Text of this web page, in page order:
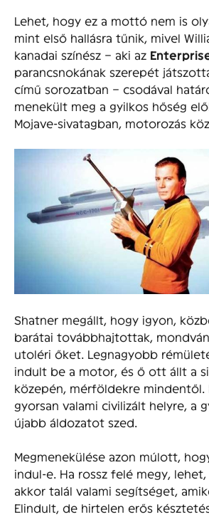
Lehet, hogy ez a mottó nem is
mint első hallásra tűnik, mivel
kanadai színész – aki az
parancsnokának szerepét
című sorozatban – csodával
menekült meg a gyilkos hőség
Mojave-sivatagban, motorozás
Shatner megállt, hogy igyon,
barátai továbbhajtottak,
utoléri őket. Legnagyobb
indult be a motor, és ő ott állt a
közepén, mérföldekre mindentől.
gyorsan valami civilizált helyre, a
újabb áldozatot szed.
Megmenekülése azon múlott,
indul-e. Ha rossz felé megy,
akkor talál valami segítséget,
Elindult, de hirtelen erős